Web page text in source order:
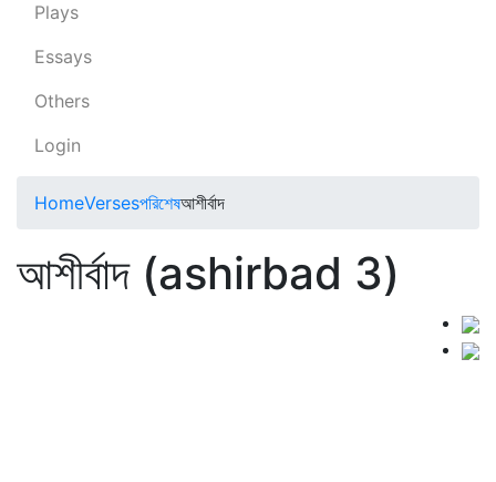
Plays
Essays
Others
Login
HomeVersesপরিশেষআশীর্বাদ
আশীর্বাদ (ashirbad 3)